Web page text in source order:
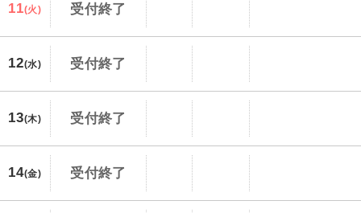
11(火) 受付終了
12(水) 受付終了
13(木) 受付終了
14(金) 受付終了